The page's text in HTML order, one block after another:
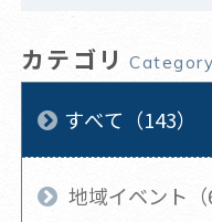
カテゴリ Category
すべて（143）
地域イベント（